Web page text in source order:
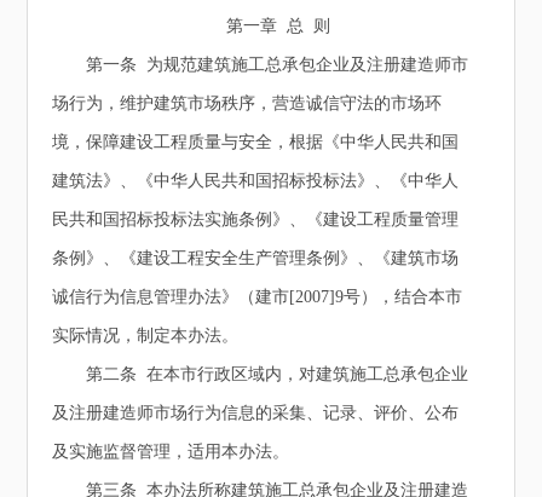
第一章 总 则
第一条 为规范建筑施工总承包企业及注册建造师市
场行为，维护建筑市场秩序，营造诚信守法的市场环
境，保障建设工程质量与安全，根据《中华人民共和国
建筑法》、《中华人民共和国招标投标法》、《中华人
民共和国招标投标法实施条例》、《建设工程质量管理
条例》、《建设工程安全生产管理条例》、《建筑市场
诚信行为信息管理办法》（建市[2007]9号），结合本市
实际情况，制定本办法。
第二条 在本市行政区域内，对建筑施工总承包企业
及注册建造师市场行为信息的采集、记录、评价、公布
及实施监督管理，适用本办法。
第三条 本办法所称建筑施工总承包企业及注册建造